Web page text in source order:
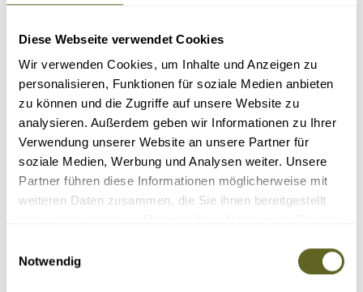
Diese Webseite verwendet Cookies
Wir verwenden Cookies, um Inhalte und Anzeigen zu
personalisieren, Funktionen für soziale Medien anbieten
zu können und die Zugriffe auf unsere Website zu
analysieren. Außerdem geben wir Informationen zu Ihrer
Verwendung unserer Website an unsere Partner für
soziale Medien, Werbung und Analysen weiter. Unsere
Partner führen diese Informationen möglicherweise mit
weiteren Daten zusammen, die Sie ihnen bereitgestellt
Notwendig
Überquerung des Chimtarga-Passes (4.750m)
ab 2.450 Euro zzgl. Flug
4 - 14 Personen
Details Anfragen